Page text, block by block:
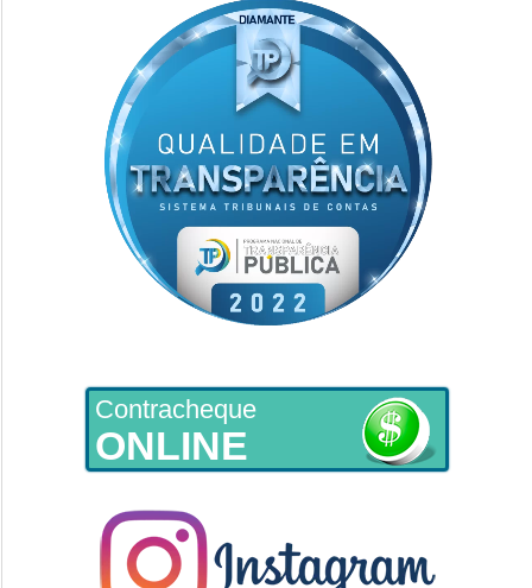
Contracheque
ONLINE